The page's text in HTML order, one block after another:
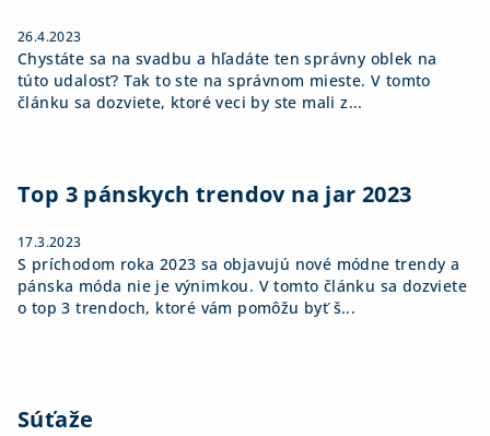
26.4.2023
Chystáte sa na svadbu a hľadáte ten správny oblek na
túto udalosť? Tak to ste na správnom mieste. V tomto
článku sa dozviete, ktoré veci by ste mali z...
Top 3 pánskych trendov na jar 2023
17.3.2023
S príchodom roka 2023 sa objavujú nové módne trendy a
pánska móda nie je výnimkou. V tomto článku sa dozviete
o top 3 trendoch, ktoré vám pomôžu byť š...
Súťaže